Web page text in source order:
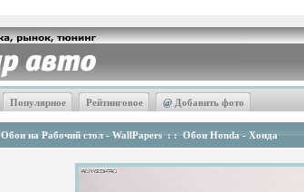
Популярное Рейтинговое @ Добавить фото
Обои на Рабочий стол - WallPapers : : Обои Honda - Хонда